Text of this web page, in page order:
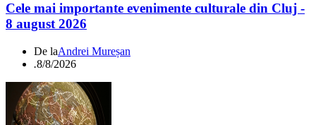
Cele mai importante evenimente culturale din Cluj -
8 august 2026
De laAndrei Mureșan
.8/8/2026